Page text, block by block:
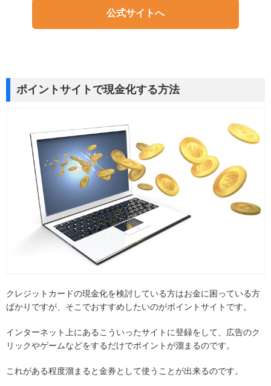
公式サイトへ
ポイントサイトで現金化する方法
クレジットカードの現金化を検討している方はお金に困っている方
ばかりですが、そこでおすすめしたいのがポイントサイトです。
インターネット上にあるこういったサイトに登録をして、広告のク
リックやゲームなどをするだけでポイントが溜まるのです。
これがある程度溜まると金券として使うことが出来るのです。